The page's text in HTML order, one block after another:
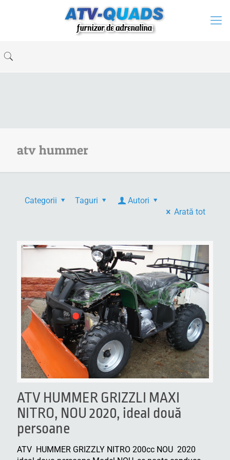
atv hummer
Categorii Taguri
Autori
Arată tot
ATV HUMMER GRIZZLI MAXI
NITRO, NOU 2020, ideal două
persoane
ATV HUMMER GRIZZLY NITRO 200cc NOU 2020